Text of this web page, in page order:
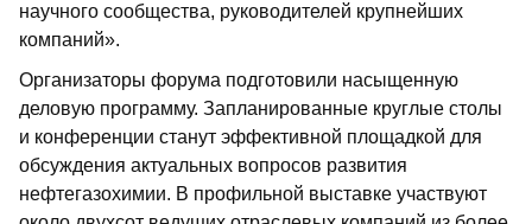
научного сообщества, руководителей крупнейших
компаний».
Организаторы форума подготовили насыщенную
деловую программу. Запланированные круглые столы
и конференции станут эффективной площадкой для
обсуждения актуальных вопросов развития
нефтегазохимии. В профильной выставке участвуют